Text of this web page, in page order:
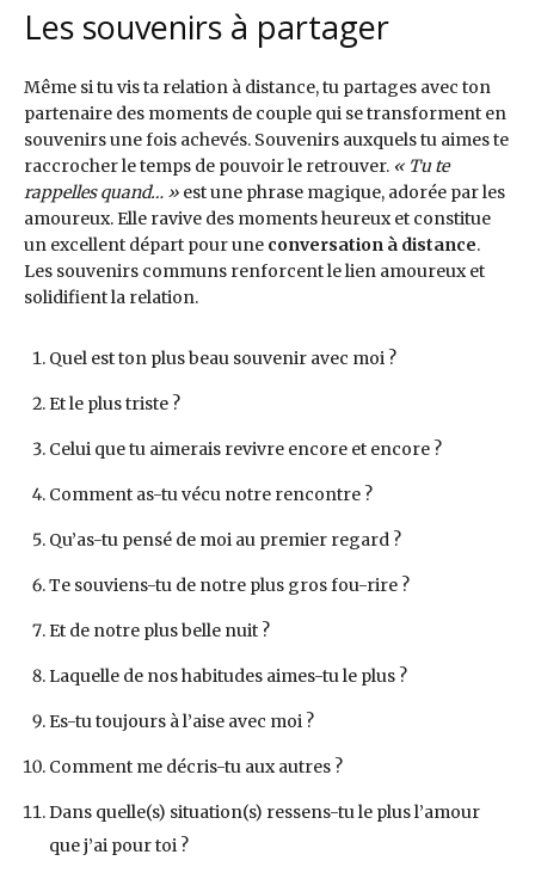
Les souvenirs à partager
Même si tu vis ta relation à distance, tu partages avec ton
partenaire des moments de couple qui se transforment en
souvenirs une fois achevés. Souvenirs auxquels tu aimes te
raccrocher le temps de pouvoir le retrouver. « Tu te
rappelles quand… » est une phrase magique, adorée par les
amoureux. Elle ravive des moments heureux et constitue
un excellent départ pour une conversation à distance.
Les souvenirs communs renforcent le lien amoureux et
solidifient la relation.
Quel est ton plus beau souvenir avec moi ?
Et le plus triste ?
Celui que tu aimerais revivre encore et encore ?
Comment as-tu vécu notre rencontre ?
Qu’as-tu pensé de moi au premier regard ?
Te souviens-tu de notre plus gros fou-rire ?
Et de notre plus belle nuit ?
Laquelle de nos habitudes aimes-tu le plus ?
Es-tu toujours à l’aise avec moi ?
Comment me décris-tu aux autres ?
Dans quelle(s) situation(s) ressens-tu le plus l’amour
que j’ai pour toi ?